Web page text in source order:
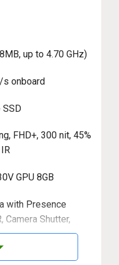
up to 4.70 GHz)
s onboard
SSD
FHD+, 300 nit, 45%
GPU 8GB
with Presence
Camera Shutter,
with